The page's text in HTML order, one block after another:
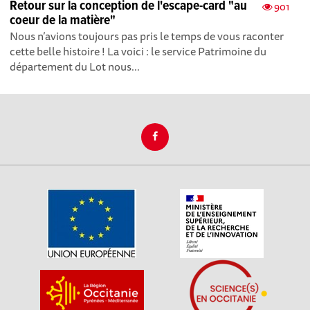
901
Retour sur la conception de l'escape-card "au
coeur de la matière"
Nous n’avions toujours pas pris le temps de vous raconter
cette belle histoire ! La voici : le service Patrimoine du
département du Lot nous...